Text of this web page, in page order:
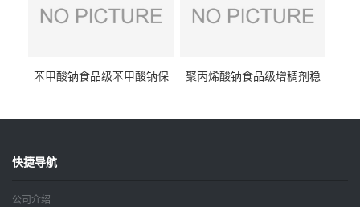
苯甲酸钠食品级苯甲酸钠保
聚丙烯酸钠食品级增稠剂稳
快捷导航
公司介绍